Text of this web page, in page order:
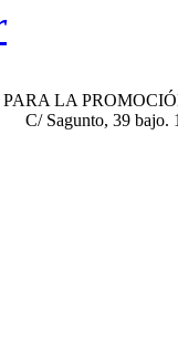
LA
C/ Sagunto, 39